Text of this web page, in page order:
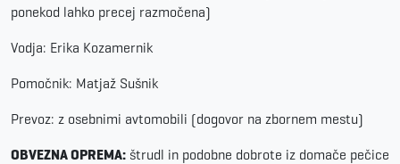
ponekod lahko precej razmočena)
Vodja: Erika Kozamernik
Pomočnik: Matjaž Sušnik
Prevoz: z osebnimi avtomobili (dogovor na zbornem mestu)
OBVEZNA OPREMA: štrudl in podobne dobrote iz domače pečice